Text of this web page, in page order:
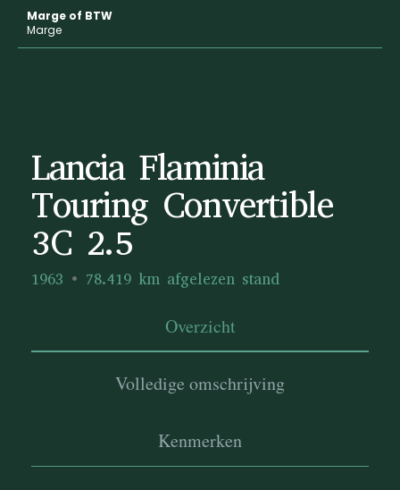
Marge of BTW
Marge
Lancia Flaminia
Touring Convertible
3C 2.5
1963 78.419 km afgelezen stand
Overzicht
Volledige omschrijving
Kenmerken